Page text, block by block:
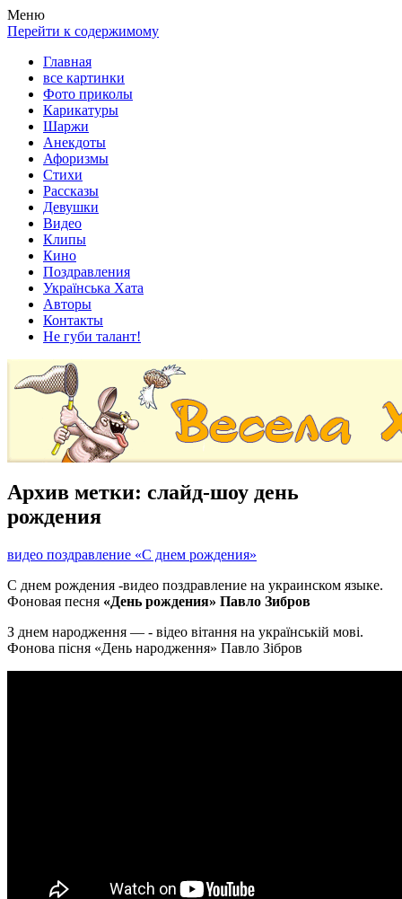
Весела хата — прикольные картинки, смешные истории,
клипы!
Покажем всем ваши фото приколы, карикатуры, шаржи, стихи,
рассказы, видео и песни!
Меню
Перейти к содержимому
Главная
все картинки
Фото приколы
Карикатуры
Шаржи
Анекдоты
Афоризмы
Стихи
Рассказы
Девушки
Видео
Клипы
Кино
Поздравления
Українська Хата
Авторы
Контакты
Не губи талант!
Архив метки: слайд-шоу день
рождения
видео поздравление «С днем рождения»
С днем рождения -видео поздравление на украинском языке.
Фоновая песня «День рождения» Павло Зибров
З днем народження — - відео вітання на українській мові.
Фонова пісня «День народження» Павло Зібров